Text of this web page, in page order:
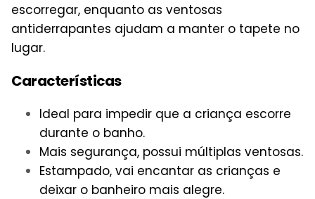
escorregar, enquanto as ventosas
antiderrapantes ajudam a manter o tapete no
lugar.
Características
Ideal para impedir que a criança escorre
durante o banho.
Mais segurança, possui múltiplas ventosas.
Estampado, vai encantar as crianças e
deixar o banheiro mais alegre.